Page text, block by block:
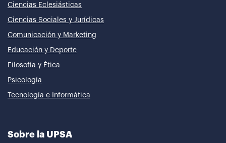
Ciencias Eclesiásticas
Ciencias Sociales y Jurídicas
Comunicación y Marketing
Educación y Deporte
Filosofía y Ética
Psicología
Tecnología e Informática
Sobre la UPSA